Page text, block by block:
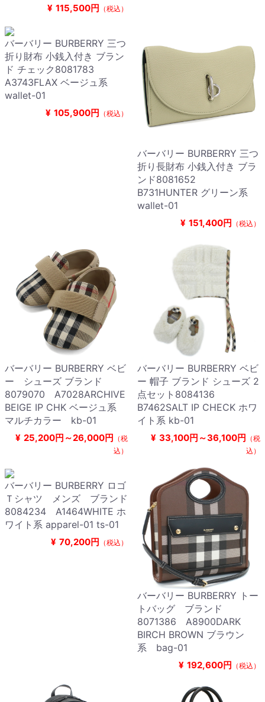
¥ 115,500円 （税込）
バーバリー BURBERRY 三つ
折り財布 小銭入付き ブラン
ド チェック8081783
A3743FLAX ベージュ系
wallet-01
¥ 105,900円 （税込）
バーバリー BURBERRY 三つ
折り長財布 小銭入付き ブラ
ンド8081652
B731HUNTER グリーン系
wallet-01
¥ 151,400円 （税込）
バーバリー BURBERRY ベビ
ー シューズ ブランド
8079070 A7028ARCHIVE
BEIGE IP CHK ベージュ系
マルチカラー kb-01
¥ 25,200円～26,000円 （税
込）
バーバリー BURBERRY ベビ
ー 帽子 ブランド シューズ 2
点セット8084136
B7462SALT IP CHECK ホワ
イト系 kb-01
¥ 33,100円～36,100円 （税
込）
バーバリー BURBERRY ロゴ
Ｔシャツ メンズ ブランド
8084234 A1464WHITE ホ
ワイト系 apparel-01 ts-01
¥ 70,200円 （税込）
バーバリー BURBERRY トー
トバッグ ブランド
8071386 A8900DARK
BIRCH BROWN ブラウン
系 bag-01
¥ 192,600円 （税込）